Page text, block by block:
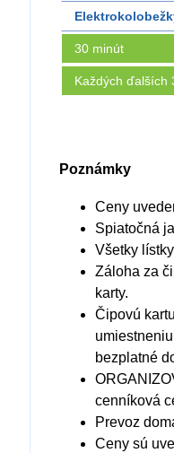
30 minút
Každých ďalších
Poznámky
Ceny
Spiatočná
Všetky
Záloha za
karty.
Čipovú
bezplatné
cenníková
Prevoz
Ceny sú